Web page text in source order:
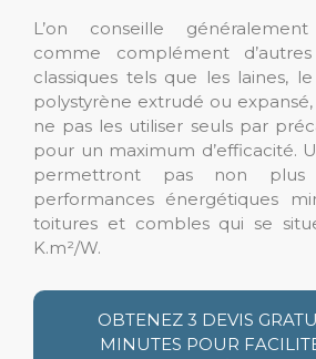
L’on conseille
comme complément d’autres
classiques tels que les laines,
polystyrène extrudé ou
ne pas les utiliser seuls par
pour un maximum d’efficacité.
permettront pas non plus
performances énergétiques
toitures et combles qui se
K.m²/W.
OBTENEZ 3 DEVIS
MINUTES POUR